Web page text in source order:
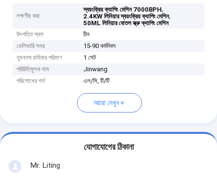
লক্ষণীয় করা
স্বয়ংক্রিয় ক্যাপিং মেশিন 7000BPH,
2.4KW লিনিয়ার স্বয়ংক্রিয় ক্যাপিং মেশিন,
50ML লিনিয়ার বোতল স্ক্রু ক্যাপিং মেশিন
উৎপত্তি স্থল
চীন
ডেলিভারি সময়
15-90 কর্মদিবস
ন্যূনতম চাহিদার পরিমাণ
1 সেট
পরিচিতিমুলক নাম
Jinwang
পরিশোধের শর্ত
এল/সি, টি/টি
আরো দেখুন
যোগাযোগের ঠিকানা
Mr. Liting